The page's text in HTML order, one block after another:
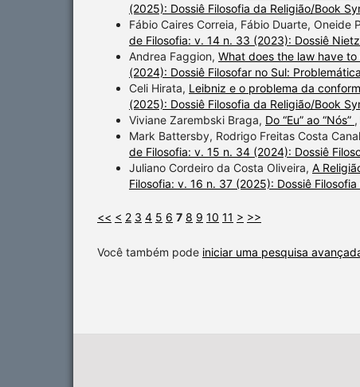
(2025): Dossiê Filosofia da Religião/Book
Fábio Caires Correia, Fábio Duarte, Oneide
de Filosofia: v. 14 n. 33 (2023): Dossiê
Andrea Faggion, What does the law have
(2024): Dossiê Filosofar no Sul:
Celi Hirata, Leibniz e o problema da
(2025): Dossiê Filosofia da Religião/Book
Viviane Zarembski Braga, Do “Eu” ao “Nós” ,
Mark Battersby, Rodrigo Freitas Costa
de Filosofia: v. 15 n. 34 (2024): Dossiê
Juliano Cordeiro da Costa Oliveira, A
Filosofia: v. 16 n. 37 (2025): Dossiê
<< < 2 3 4 5 6 7 8 9 10 11 > >>
Você também pode iniciar uma pesquisa